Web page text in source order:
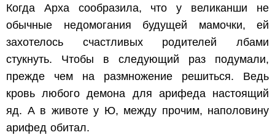
Когда Арха сообразила, что у великанши не
обычные недомогания будущей мамочки, ей
захотелось счастливых родителей лбами
стукнуть. Чтобы в следующий раз подумали,
прежде чем на размножение решиться. Ведь
кровь любого демона для арифеда настоящий
яд. А в животе у Ю, между прочим, наполовину
арифед обитал.